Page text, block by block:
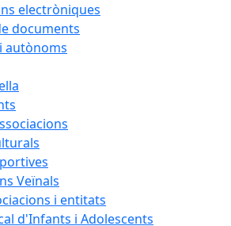
electròniques
documents
autònoms
Veïnals
i entitats
d'Infants i Adolescents